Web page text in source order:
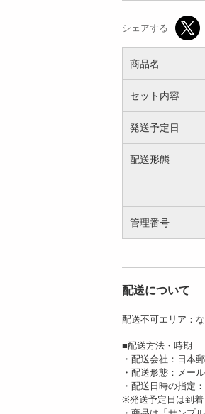
S VUITTON】...
7504
シェアする
商品名
セット内容
発送予定日
配送形態
管理番号
配送について
配送不可エリア：
■配送方法・時期
・配送会社：日本
・配送形態：メー
・配送日時の指定
※発送予定日は到着